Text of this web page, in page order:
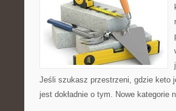
Jeśli szukasz przestrzeni, gdzie keto
jest dokładnie o tym. Nowe kategorie